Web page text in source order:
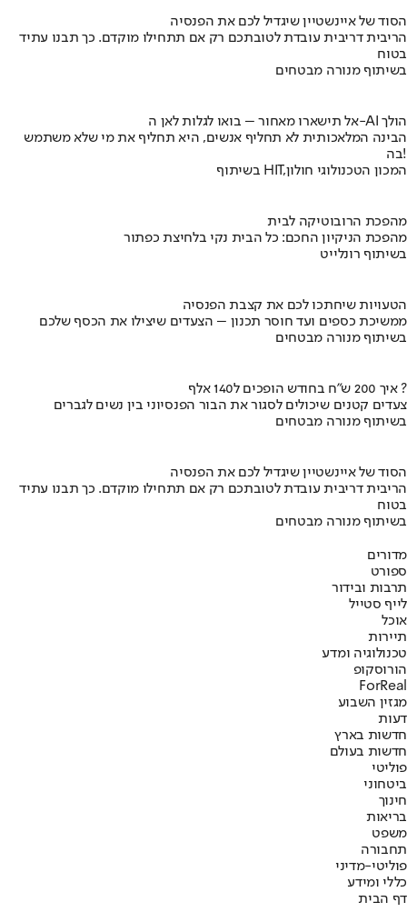
הסוד של איינשטיין שיגדיל לכם את הפנסיה
הריבית דריבית עובדת לטובתכם רק אם תתחילו מוקדם. כך תבנו עתיד
בטוח
בשיתוף מנורה מבטחים
אל תישארו מאחור – בואו לגלות לאן ה-AI הולך
הבינה המלאכותית לא תחליף אנשים, היא תחליף את מי שלא משתמש
בה!
בשיתוף HIT,המכון הטכנולוגי חולון
מהפכת הרובוטיקה לבית
מהפכת הניקיון החכם: כל הבית נקי בלחיצת כפתור
בשיתוף רונלייט
הטעויות שיחתכו לכם את קצבת הפנסיה
ממשיכת כספים ועד חוסר תכנון – הצעדים שיצילו את הכסף שלכם
בשיתוף מנורה מבטחים
איך 200 ש"ח בחודש הופכים ל140 אלף ?
צעדים קטנים שיכולים לסגור את הבור הפנסיוני בין נשים לגברים
בשיתוף מנורה מבטחים
הסוד של איינשטיין שיגדיל לכם את הפנסיה
הריבית דריבית עובדת לטובתכם רק אם תתחילו מוקדם. כך תבנו עתיד
בטוח
בשיתוף מנורה מבטחים
מדורים
ספורט
תרבות ובידור
לייף סטייל
אוכל
תיירות
טכנולוגיה ומדע
הורוסקופ
ForReal
מגזין השבוע
דעות
חדשות בארץ
חדשות בעולם
פוליטי
ביטחוני
חינוך
בריאות
משפט
תחבורה
פוליטי-מדיני
כללי ומידע
דף הבית